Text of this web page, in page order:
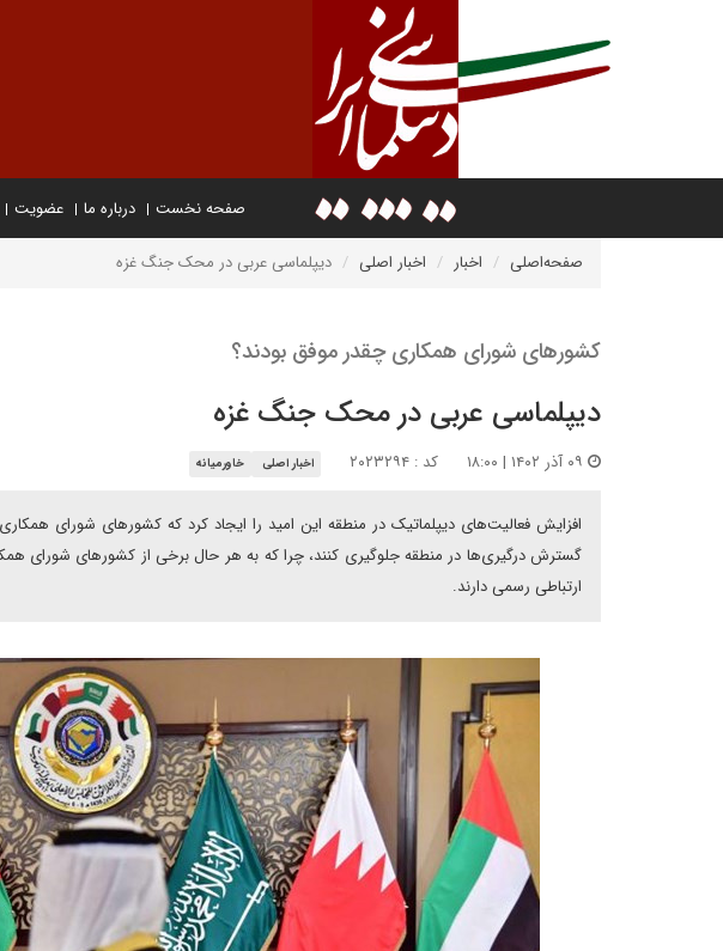
صفحه نخست درباره ما عضویت
صفحه‌اصلی اخبار اخبار اصلی دیپلماسی عربی در محک جنگ غزه
کشورهای شورای همکاری چقدر موفق بودند؟
دیپلماسی عربی در محک جنگ غزه
کد : ۲۰۲۳۲۹۴ اخبار اصلی خاورمیانه
افزایش فعالیت‌‌های دیپلماتیک در منطقه این امید را ایجاد کرد که کشورهای شورای همکاری
گسترش درگیری‌‌ها در منطقه جلوگیری کنند، چرا که به هر حال برخی از کشورهای شورای
ارتباطی رسمی دارند.